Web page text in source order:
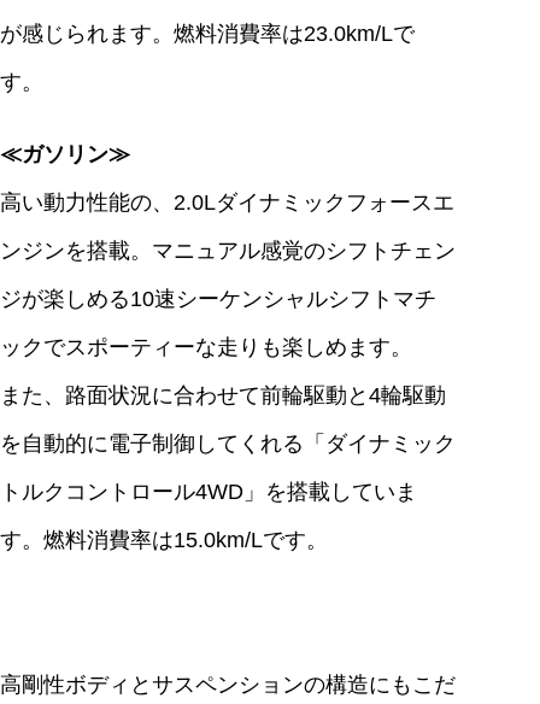
が感じられます。燃料消費率は23.0km/Lで
す。
≪ガソリン≫
高い動力性能の、2.0Lダイナミックフォースエ
ンジンを搭載。マニュアル感覚のシフトチェン
ジが楽しめる10速シーケンシャルシフトマチ
ックでスポーティーな走りも楽しめます。
また、路面状況に合わせて前輪駆動と4輪駆動
を自動的に電子制御してくれる「ダイナミック
トルクコントロール4WD」を搭載していま
す。燃料消費率は15.0km/Lです。
高剛性ボディとサスペンションの構造にもこだ